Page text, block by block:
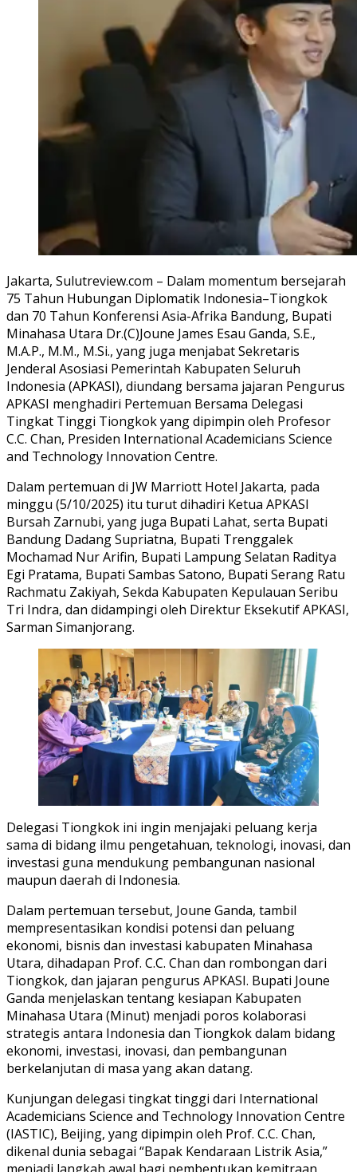
Jakarta, Sulutreview.com – Dalam momentum bersejarah
75 Tahun Hubungan Diplomatik Indonesia–Tiongkok
dan 70 Tahun Konferensi Asia-Afrika Bandung, Bupati
Minahasa Utara Dr.(C)Joune James Esau Ganda, S.E.,
M.A.P., M.M., M.Si., yang juga menjabat Sekretaris
Jenderal Asosiasi Pemerintah Kabupaten Seluruh
Indonesia (APKASI), diundang bersama jajaran Pengurus
APKASI menghadiri Pertemuan Bersama Delegasi
Tingkat Tinggi Tiongkok yang dipimpin oleh Profesor
C.C. Chan, Presiden International Academicians Science
and Technology Innovation Centre.
Dalam pertemuan di JW Marriott Hotel Jakarta, pada
minggu (5/10/2025) itu turut dihadiri Ketua APKASI
Bursah Zarnubi, yang juga Bupati Lahat, serta Bupati
Bandung Dadang Supriatna, Bupati Trenggalek
Mochamad Nur Arifin, Bupati Lampung Selatan Raditya
Egi Pratama, Bupati Sambas Satono, Bupati Serang Ratu
Rachmatu Zakiyah, Sekda Kabupaten Kepulauan Seribu
Tri Indra, dan didampingi oleh Direktur Eksekutif APKASI,
Sarman Simanjorang.
Delegasi Tiongkok ini ingin menjajaki peluang kerja
sama di bidang ilmu pengetahuan, teknologi, inovasi, dan
investasi guna mendukung pembangunan nasional
maupun daerah di Indonesia.
Dalam pertemuan tersebut, Joune Ganda, tambil
mempresentasikan kondisi potensi dan peluang
ekonomi, bisnis dan investasi kabupaten Minahasa
Utara, dihadapan Prof. C.C. Chan dan rombongan dari
Tiongkok, dan jajaran pengurus APKASI. Bupati Joune
Ganda menjelaskan tentang kesiapan Kabupaten
Minahasa Utara (Minut) menjadi poros kolaborasi
strategis antara Indonesia dan Tiongkok dalam bidang
ekonomi, investasi, inovasi, dan pembangunan
berkelanjutan di masa yang akan datang.
Kunjungan delegasi tingkat tinggi dari International
Academicians Science and Technology Innovation Centre
(IASTIC), Beijing, yang dipimpin oleh Prof. C.C. Chan,
dikenal dunia sebagai “Bapak Kendaraan Listrik Asia,”